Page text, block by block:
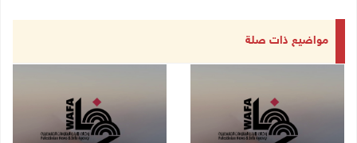
مواضيع ذات صلة